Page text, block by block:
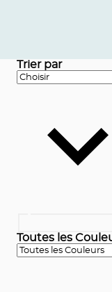
Trier par
Toutes les